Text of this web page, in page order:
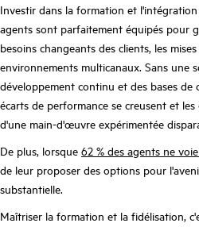
Investir dans la formation et
agents sont parfaitement équipés pour
besoins changeants des clients, les
environnements multicanaux. Sans une
développement continu et des bases de
écarts de performance se creusent et
d'une main-d'œuvre expérimentée
De plus, lorsque 62 % des agents ne
de leur proposer des options pour
substantielle.
Maîtriser la formation et la fidélisation,